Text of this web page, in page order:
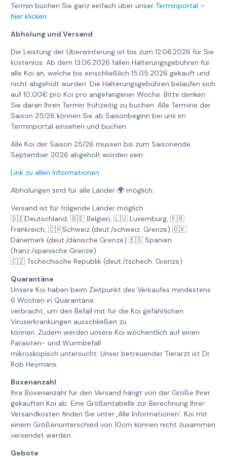
Termin buchen Sie ganz einfach über unserTerminportal –
hier klicken
Abholung und Versand
Die Leistung der Überwinterung ist bis zum 12.06.2026 für Sie
kostenlos. Ab dem 13.06.2026 fallen Hälterungsgebühren für
alle Koi an, welche bis einschließlich 15.05.2026 gekauft und
nicht abgeholt wurden. Die Hälterungsgebühren belaufen sich
auf 10,00€ pro Koi pro angefangener Woche. Bitte denken
Sie daran Ihren Termin frühzeitig zu buchen. Alle Termine der
Saison 25/26 können Sie ab Saisonbeginn bei uns im
Terminportal einsehen und buchen.
Alle Koi der Saison 25/26 müssen bis zum Saisonende
September 2026 abgeholt worden sein.
Link zu allen Informationen
Abholungen sind für alle Länder 🌍 möglich.
Versand ist für folgende Länder möglich
🇩🇪Deutschland, 🇧🇪 Belgien, 🇱🇺 Luxemburg, 🇫🇷
Frankreich, 🇨🇭Schweiz (deut./schweiz. Grenze) 🇩🇰
Dänemark (deut./dänische Grenze) 🇪🇸 Spanien
(franz./spanische Grenze)
🇨🇿 Tschechische Republik (deut./tschech. Grenze)
Quarantäne
Unsere Koi haben beim Zeitpunkt des Verkaufes mindestens
6 Wochen in Quarantäne
verbracht, um den Befall mit für die Koi gefährlichen
Viruserkrankungen ausschließen zu
können. Zudem werden unsere Koi wöchentlich auf einen
Parasiten- und Wurmbefall
mikroskopisch untersucht. Unser betreuender Tierarzt ist Dr.
Rob Heymans.
Boxenanzahl
Ihre Boxenanzahl für den Versand hängt von der Größe Ihrer
gekauften Koi ab. Eine Größentabelle zur Berechnung Ihrer
Versandkosten finden Sie unter ‚Alle Informationen‘. Koi mit
einem Größenunterschied von 10cm können nicht zusammen
versendet werden.
Gebote